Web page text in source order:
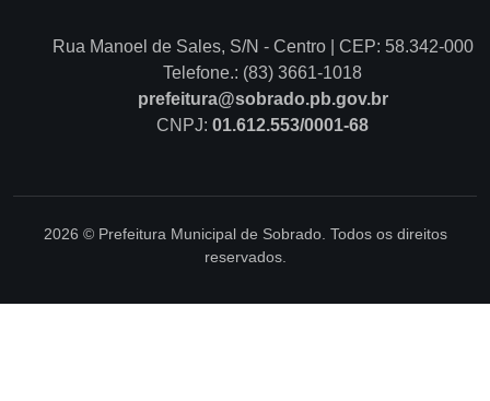
Rua Manoel de Sales, S/N - Centro | CEP: 58.342-000
Telefone.: (83) 3661-1018
prefeitura@sobrado.pb.gov.br
CNPJ: 01.612.553/0001-68
2026 © Prefeitura Municipal de Sobrado. Todos os direitos
reservados.